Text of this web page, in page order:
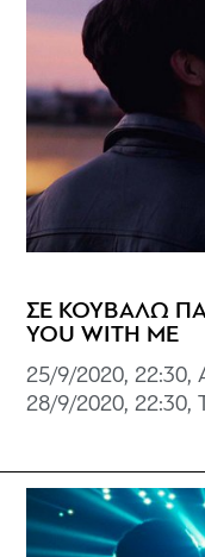
ΣΕ ΚΟΥΒΑΛΩ
YOU WITH ME
25/9/2020,
28/9/2020,